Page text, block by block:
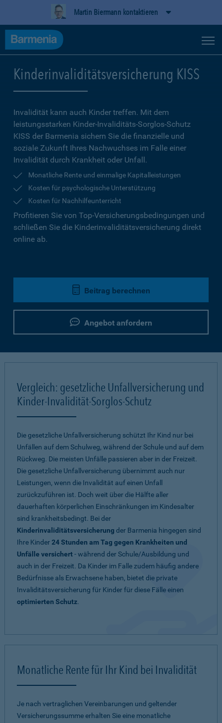
Martin Biermann kontaktieren
Kinderinvaliditätsversicherung KISS
Invalidität kann auch Kinder treffen. Mit dem
leistungsstarken Kinder-Invaliditäts-Sorglos-Schutz
KISS der Barmenia sichern Sie die finanzielle und
soziale Zukunft Ihres Nachwuchses im Falle einer
Invalidität durch Krankheit oder Unfall.
Monatliche Rente und einmalige Kapitalleistungen
Kosten für psychologische Unterstützung
Kosten für Nachhilfeunterricht
Profitieren Sie von Top-Versicherungsbedingungen und
schließen Sie die Kinderinvaliditätsversicherung direkt
online ab.
Beitrag berechnen
Angebot anfordern
Vergleich: gesetzliche Unfallversicherung und
Kinder-Invalidität-Sorglos-Schutz
Die gesetzliche Unfallversicherung schützt Ihr Kind nur bei
Unfällen auf dem Schulweg, während der Schule und auf dem
Rückweg. Die meisten Unfälle passieren aber in der Freizeit.
Die gesetzliche Unfallversicherung übernimmt auch nur
Leistungen, wenn die Invalidität auf einen Unfall
zurückzuführen ist. Doch weit über die Hälfte aller
dauerhaften körperlichen Einschränkungen im Kindesalter
sind krankheitsbedingt. Bei der
Kinderinvaliditätsversicherung der Barmenia hingegen sind
Ihre Kinder24 Stunden am Tag gegen Krankheiten und
Unfälle versichert- während der Schule/Ausbildung und
auch in der Freizeit. Da Kinder im Falle zudem häufig andere
Bedürfnisse als Erwachsene haben, bietet die private
Invaliditätsversicherung für Kinder für diese Fälle einen
optimierten Schutz.
Monatliche Rente für Ihr Kind bei Invalidität
Je nach vertraglichen Vereinbarungen und geltender
Versicherungssumme erhalten Sie eine monatliche